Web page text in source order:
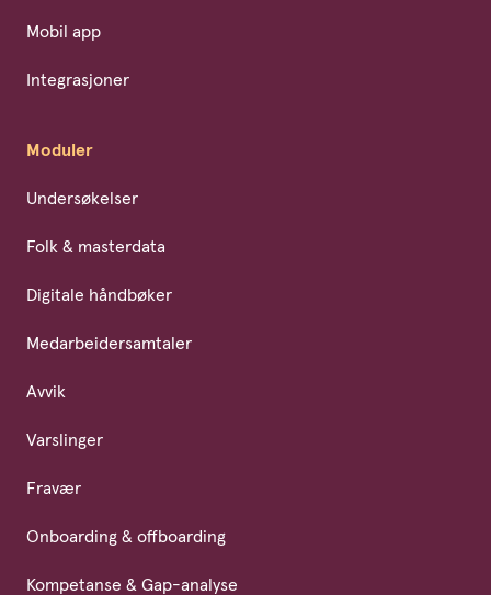
Mobil app
Integrasjoner
Moduler
Undersøkelser
Folk & masterdata
Digitale håndbøker
Medarbeidersamtaler
Avvik
Varslinger
Fravær
Onboarding & offboarding
Kompetanse & Gap-analyse